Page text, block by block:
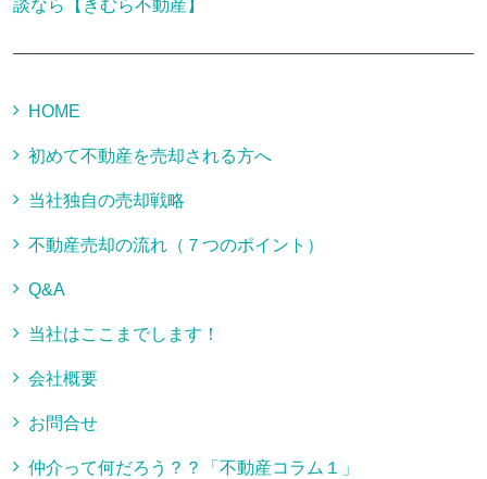
談なら【きむら不動産】
HOME
初めて不動産を売却される方へ
当社独自の売却戦略
不動産売却の流れ（７つのポイント）
Q&A
当社はここまでします！
会社概要
お問合せ
仲介って何だろう？？「不動産コラム１」